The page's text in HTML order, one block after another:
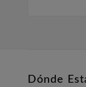
Dónde